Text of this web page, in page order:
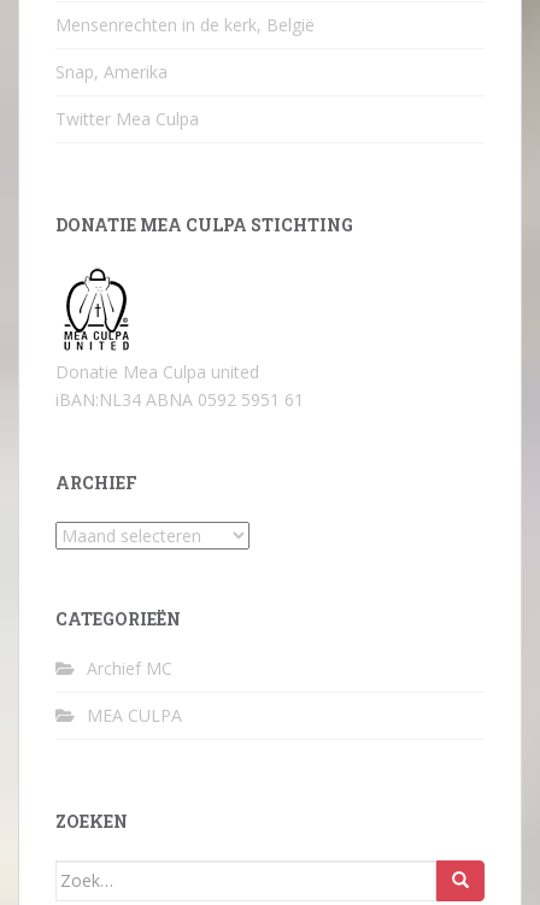
Mensenrechten in de kerk, België
Snap, Amerika
Twitter Mea Culpa
DONATIE MEA CULPA STICHTING
Donatie Mea Culpa united
iBAN:NL34 ABNA 0592 5951 61
ARCHIEF
Archief
CATEGORIEËN
Archief MC
MEA CULPA
ZOEKEN
Zoek